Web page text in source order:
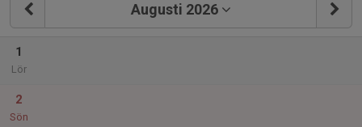
Augusti 2026
1
Lör
2
Sön